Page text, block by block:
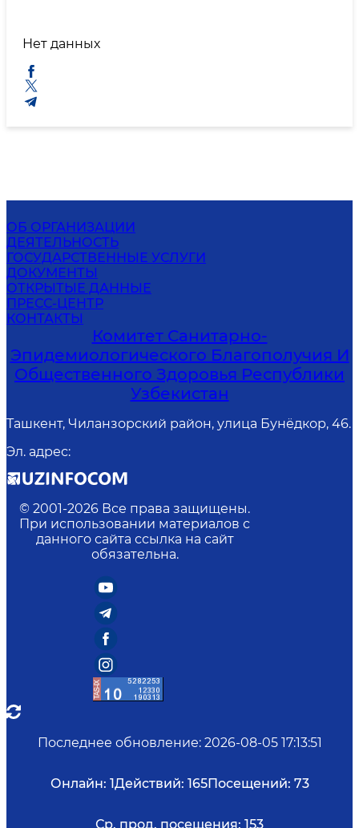
Нет данных
ОБ ОРГАНИЗАЦИИ
ДЕЯТЕЛЬНОСТЬ
ГОСУДАРСТВЕННЫЕ УСЛУГИ
ДОКУМЕНТЫ
ОТКРЫТЫЕ ДАННЫЕ
ПРЕСС-ЦЕНТР
КОНТАКТЫ
Комитет Санитарно-
Эпидемиологического Благополучия И
Общественного Здоровья Республики
Узбекистан
Ташкент, Чиланзорский район, улица Бунёдкор, 46.
Эл. адрес:
© 2001-2026 Все права защищены.
При использовании материалов с
данного сайта ссылка на сайт
обязательна.
Последнее обновление: 2026-08-05 17:13:51
Онлайн: 1Действий: 165Посещений: 73
Ср. прод. посещения: 153